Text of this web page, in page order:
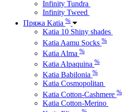
Infinity Tundra
Infinity Tweed
Пряжа Katia %
Katia 10 Shiny shades
Katia Aamu Socks %
Katia Alma %
Katia Alpaquina %
Katia Babilonia %
Katia Cosmopolitan
Katia Cotton-Cashmere %
Katia Cotton-Merino